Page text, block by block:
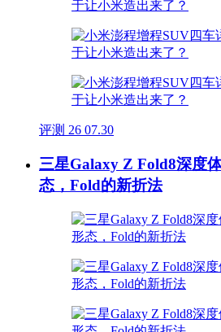
评测 26 07.30
三星Galaxy Z Fold8深度
态，Fold的新折法